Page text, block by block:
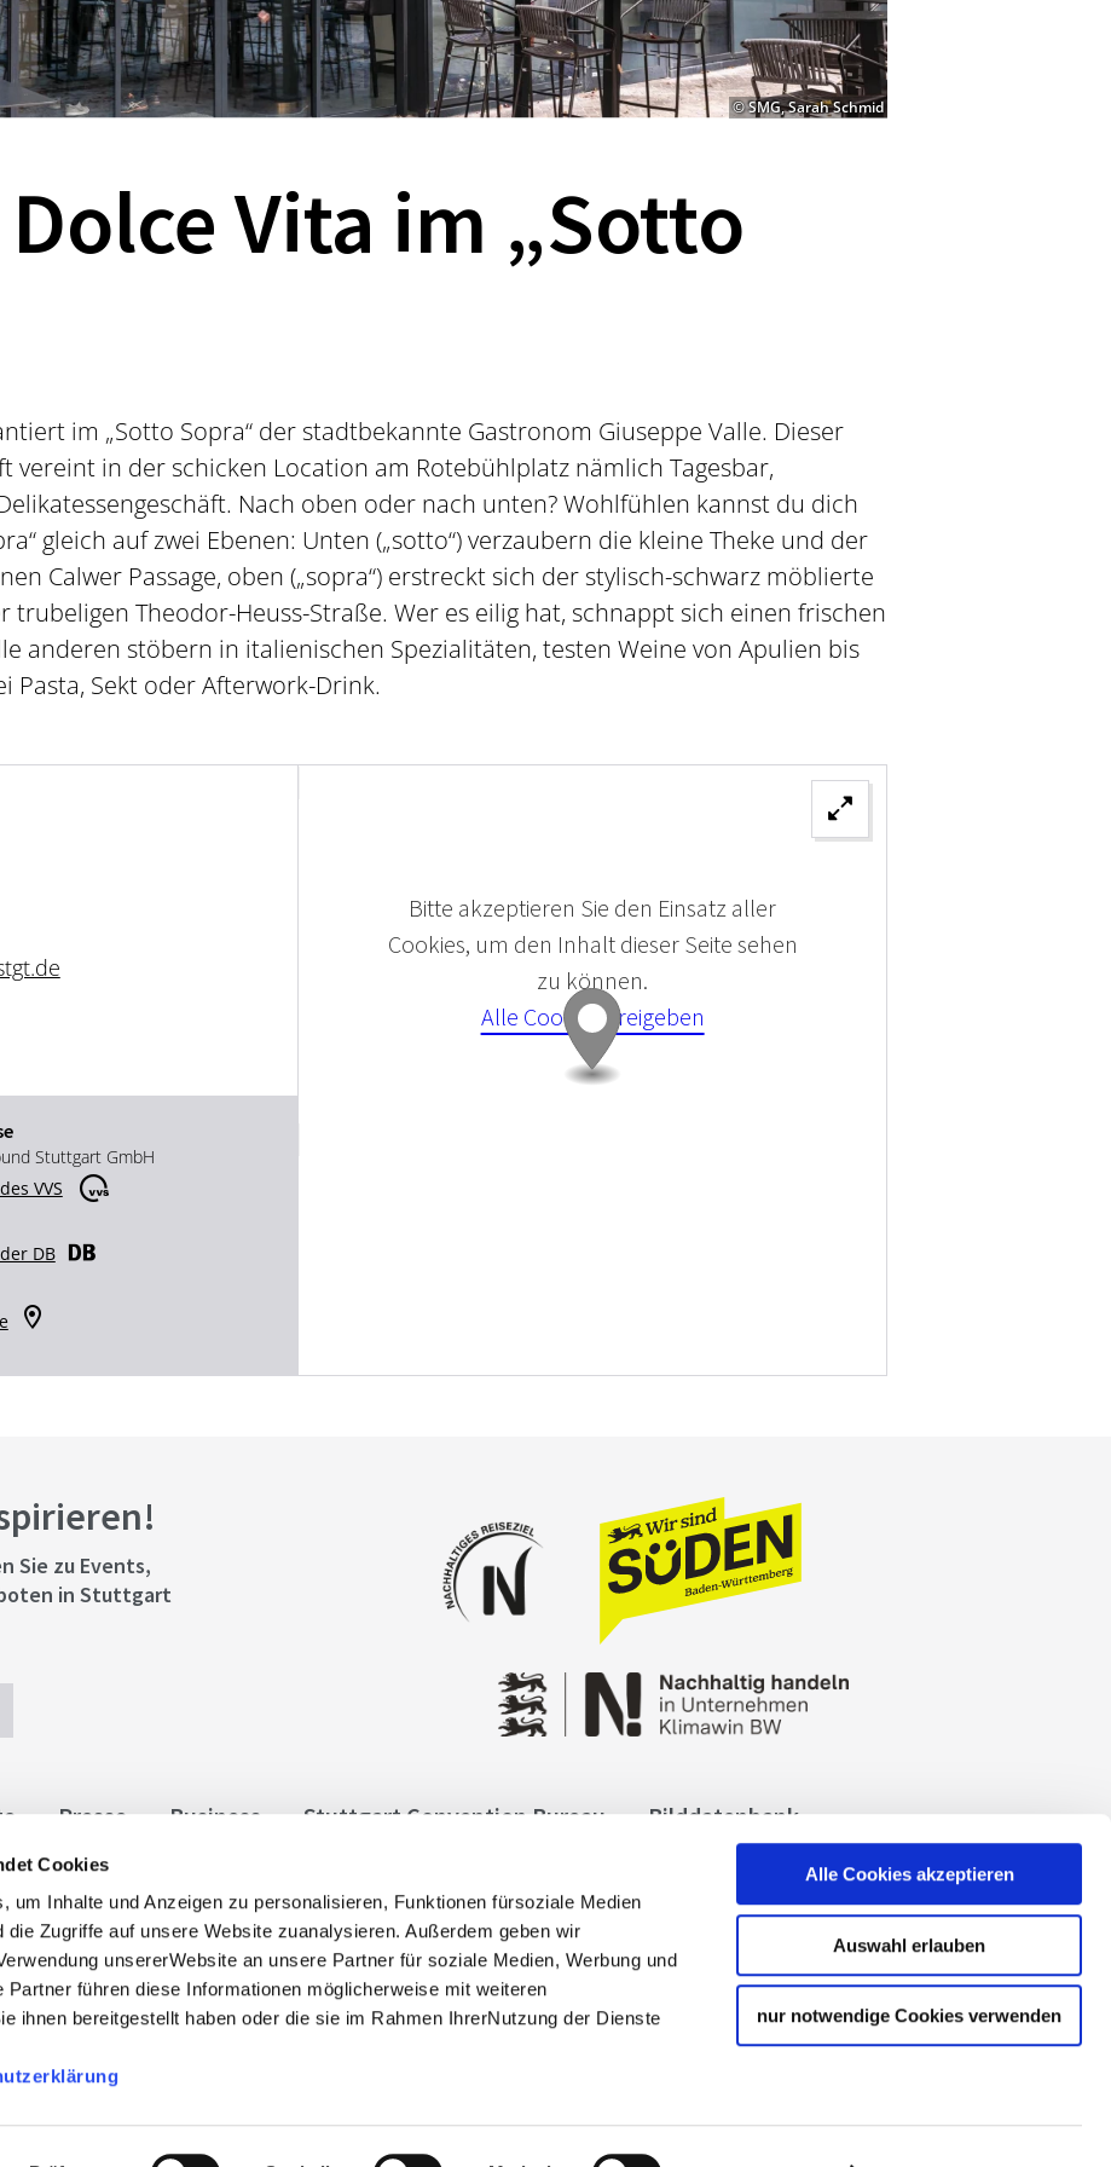
Cookies
um Inhalte und Anzeigen zu personalisieren, Funktionen fürsoziale Medien
die Zugriffe auf unsere Website zuanalysieren. Außerdem geben wir
unsererWebsite an unsere Partner für soziale Medien, Werbung und
Partner führen diese Informationen möglicherweise mit weiteren
ihnen bereitgestellt haben oder die sie im Rahmen IhrerNutzung der Dienste
Alle Cookies akzeptieren
Auswahl erlauben
nur notwendige Cookies verwenden
© SMG, Sarah Schmid
Vita im „Sotto
im „Sotto Sopra“ der stadtbekannte Gastronom Giuseppe Valle. Dieser
vereint in der schicken Location am Rotebühlplatz nämlich Tagesbar,
Nach oben oder nach unten? Wohlfühlen kannst du dich
gleich auf zwei Ebenen: Unten („sotto“) verzaubern die kleine Theke und der
Calwer Passage, oben („sopra“) erstreckt sich der stylisch-schwarz möblierte
trubeligen Theodor-Heuss-Straße. Wer es eilig hat, schnappt sich einen frischen
anderen stöbern in italienischen Spezialitäten, testen Weine von Apulien bis
Pasta, Sekt oder Afterwork-Drink.
Stuttgart GmbH
VVS
DB
Bitte akzeptieren Sie den Einsatz aller
Cookies, um den Inhalt dieser Seite sehen
zu können.
Alle Cookies Freigeben
Sie zu Events,
in Stuttgart
Presse Business Stuttgart Convention Bureau
Bilddatenbank
info@stuttgart-tourist.de
stuttgart.de sind die offiziellen Websites des Tourismuspartners der